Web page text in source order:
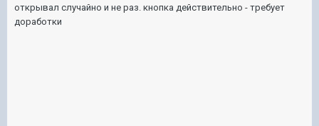
открывал случайно и не раз. кнопка действительно - требует
доработки